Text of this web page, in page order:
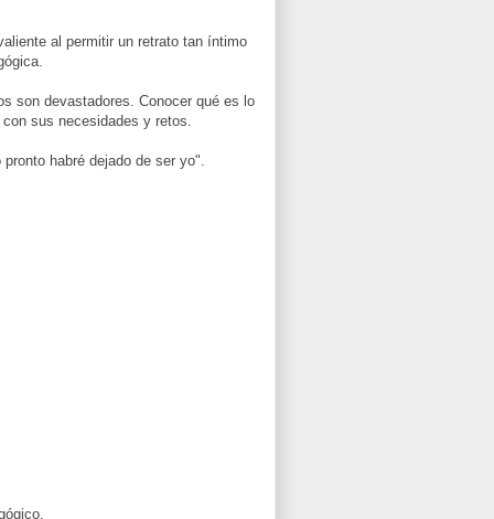
al permitir un retrato tan íntimo
son devastadores. Conocer qué es lo
sus necesidades y retos.
habré dejado de ser yo".